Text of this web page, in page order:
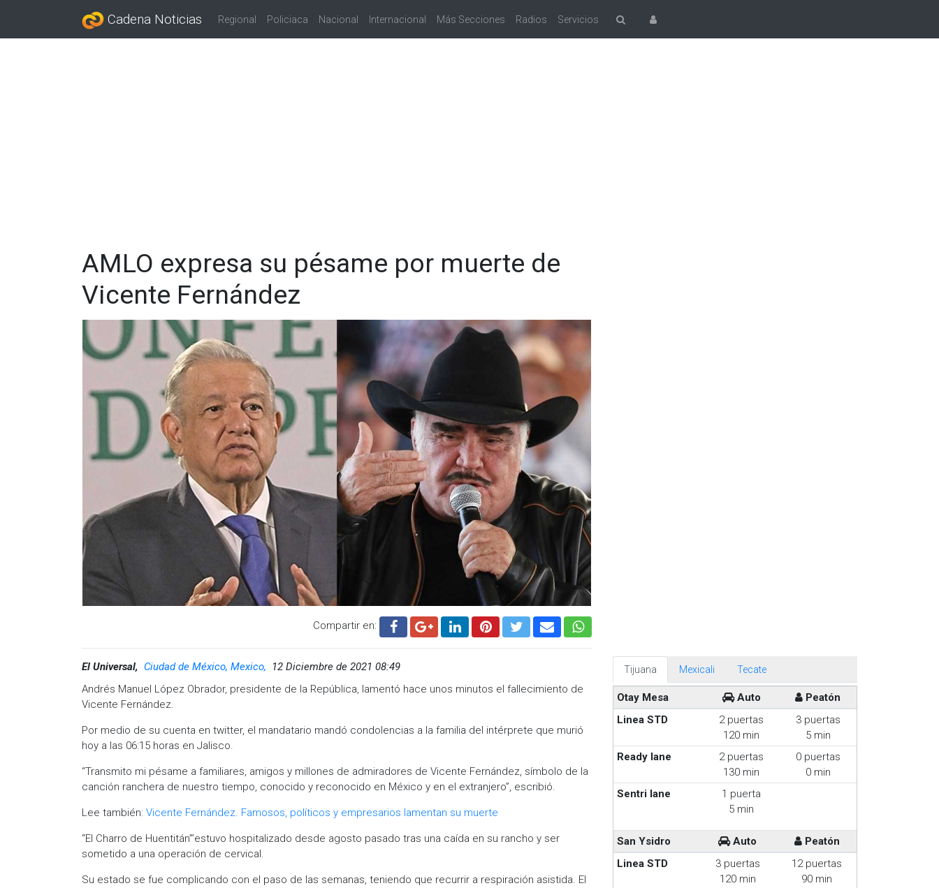
Cadena Noticias Regional Policiaca Nacional Internacional Más Secciones Radios Servicios
AMLO expresa su pésame por muerte de
Vicente Fernández
Compartir en:
El Universal, Ciudad de México, Mexico,
12 Diciembre de 2021 08:49
Andrés Manuel López Obrador, presidente de la República, lamentó hace unos minutos el fallecimiento de
Vicente Fernández.
Por medio de su cuenta en twitter, el mandatario mandó condolencias a la familia del intérprete que murió
hoy a las 06:15 horas en Jalisco.
“Transmito mi pésame a familiares, amigos y millones de admiradores de Vicente Fernández, símbolo de la
canción ranchera de nuestro tiempo, conocido y reconocido en México y en el extranjero”, escribió.
Lee también: Vicente Fernández. Famosos, políticos y empresarios lamentan su muerte
“El Charro de Huentitán”’estuvo hospitalizado desde agosto pasado tras una caída en su rancho y ser
sometido a una operación de cervical.
Su estado se fue complicando con el paso de las semanas, teniendo que recurrir a respiración asistida. El
Tijuana Mexicali Tecate
Otay Mesa Auto
Peatón
Linea STD
2 puertas
120 min
3 puertas
5 min
Ready lane
2 puertas
130 min
0 puertas
0 min
Sentri lane
1 puerta
5 min
San Ysidro Auto
Peatón
Linea STD
3 puertas
120 min
12 puertas
90 min